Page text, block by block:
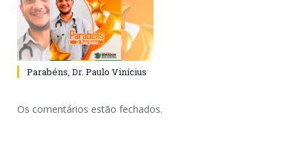
Parabéns, Dr. Paulo Vinícius
Os comentários estão fechados.